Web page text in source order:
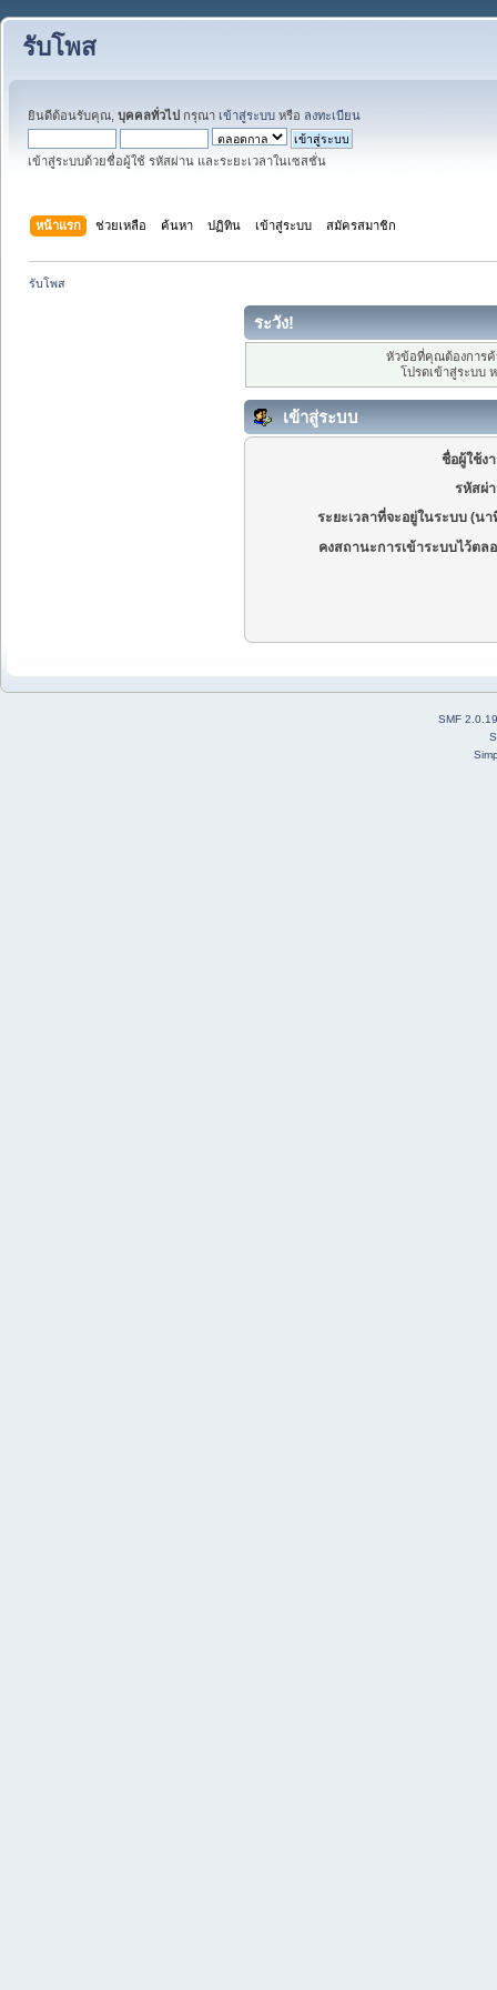
รับโพส
ยินดีต้อนรับคุณ, บุคคลทั่วไป กรุณา เข้าสู่ระบบ หรือ ลงทะเบียน
เข้าสู่ระบบด้วยชื่อผู้ใช้ รหัสผ่าน และระยะเวลาในเซสชั่น
หน้าแรก ช่วยเหลือ ค้นหา ปฏิทิน เข้าสู่ระบบ สมัครสมาชิก
รับโพส
ระวัง!
หัวข้อที่คุณต้องการ
โปรดเข้าสู่ระบบ
เข้าสู่ระบบ
ชื่อผู้ใช้ง
รหัสผ่
ระยะเวลาที่จะอยู่ในระบบ (นา
คงสถานะการเข้าระบบไว้ตล
SMF 2.0.19